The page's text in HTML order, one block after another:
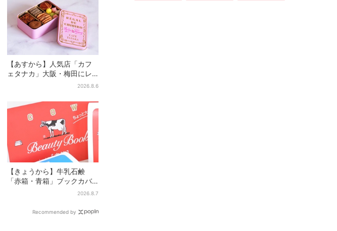
【あすから】人気店「カフ
ェタナカ」大阪・梅田にレ
ア商品集結…本店人気パン＆
夏イベント
2026.8.6
【きょうから】牛乳石鹸
「赤箱・青箱」ブックカバ
ー、大阪で無料配布！ 先着
2026.8.7
Recommended by